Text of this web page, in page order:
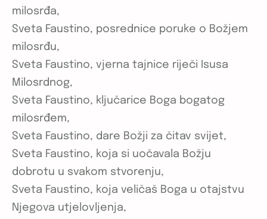
milosrđa,
Sveta Faustino, posrednice poruke o Božjem
milosrđu,
Sveta Faustino, vjerna tajnice riječi Isusa
Milosrdnog,
Sveta Faustino, ključarice Boga bogatog
milosrđem,
Sveta Faustino, dare Božji za čitav svijet,
Sveta Faustino, koja si uočavala Božju
dobrotu u svakom stvorenju,
Sveta Faustino, koja veličaš Boga u otajstvu
Njegova utjelovljenja,